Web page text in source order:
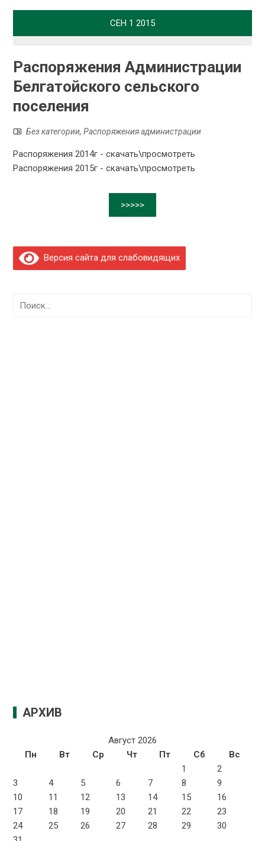
СЕН 1 2015
Распоряжения Администрации
Белгатойского сельского
поселения
Без категории,Распоряжения администрации
Распоряжения 2014г - скачать\просмотреть
Распоряжения 2015г - скачать\просмотреть
>>>>>
Версия сайта для слабовидящих
Найти:
АРХИВ
Август 2026
Пн
Вт Ср Чт Пт Сб
Вс
1
2
3
4 5 6 7 8
9
10
11 12 13 14 15
16
17
18 19 20 21 22
23
24
25 26 27 28 29
30